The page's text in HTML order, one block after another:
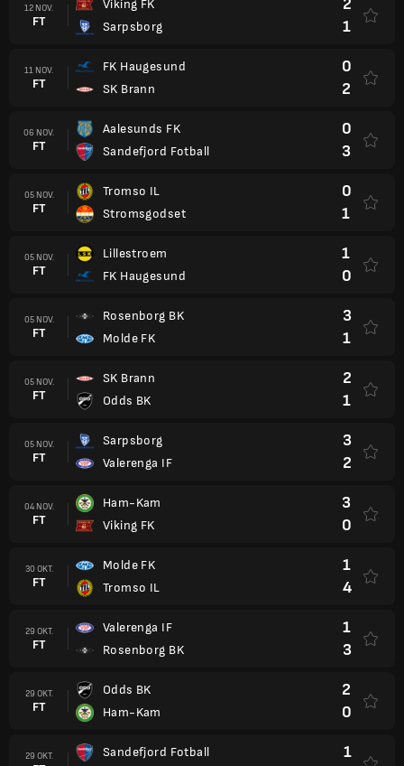
12 NOV.
FT
Viking FK
Sarpsborg
2
1
11 NOV.
FT
FK Haugesund
SK Brann
0
2
06 NOV.
FT
Aalesunds FK
Sandefjord Fotball
0
3
05 NOV.
FT
Tromso IL
Stromsgodset
0
1
05 NOV.
FT
Lillestroem
FK Haugesund
1
0
05 NOV.
FT
Rosenborg BK
Molde FK
3
1
05 NOV.
FT
SK Brann
Odds BK
2
1
05 NOV.
FT
Sarpsborg
Valerenga IF
3
2
04 NOV.
FT
Ham-Kam
Viking FK
3
0
30 OKT.
FT
Molde FK
Tromso IL
1
4
29 OKT.
FT
Valerenga IF
Rosenborg BK
1
3
29 OKT.
FT
Odds BK
Ham-Kam
2
0
29 OKT.
Sandefjord Fotball
1